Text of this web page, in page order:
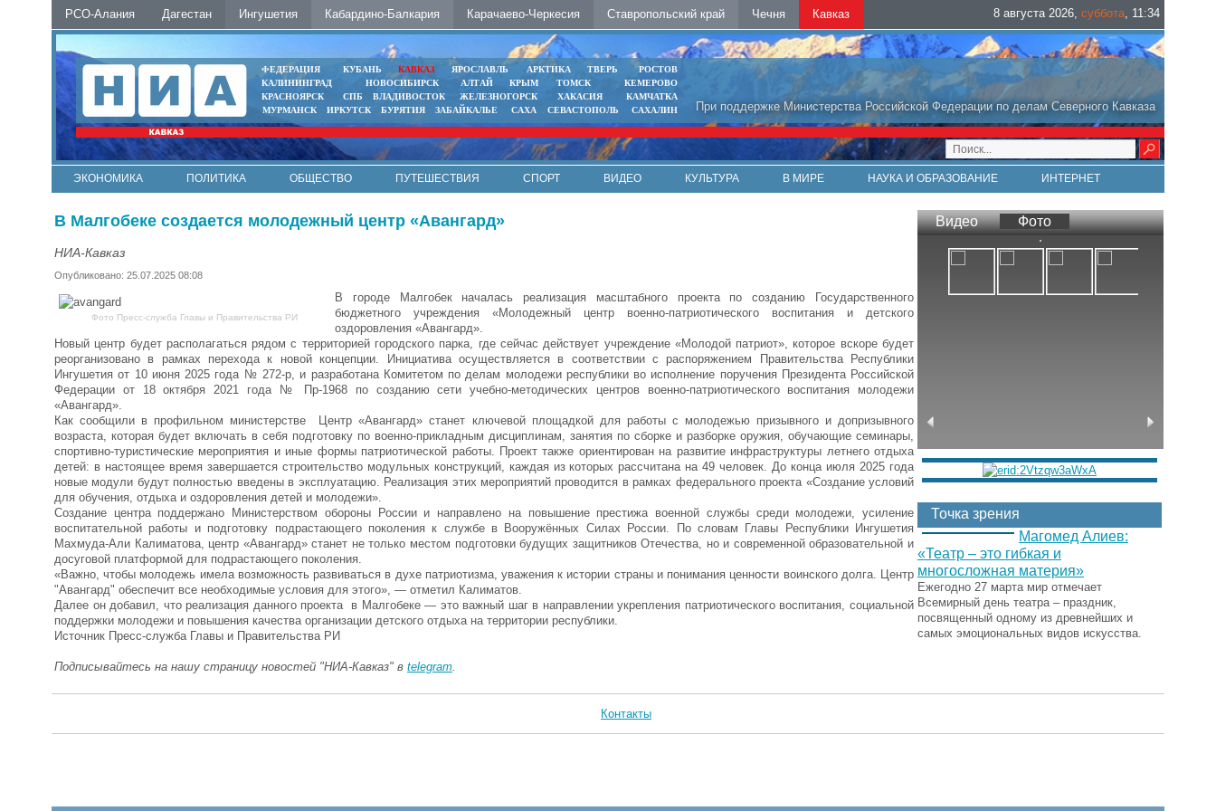
РСО-Алания Дагестан Ингушетия Кабардино-Балкария Карачаево-Черкесия Ставропольский край Чечня Кавказ 8 августа 2026, суббота, 11:34
При поддержке Министерства Российской Федерации по делам Северного Кавказа
ФЕДЕРАЦИЯ КУБАНЬ КАВКАЗ ЯРОСЛАВЛЬ АРКТИКА ТВЕРЬ
РОСТОВ
КАЛИНИНГРАД
НОВОСИБИРСК АЛТАЙ КРЫМ ТОМСК
КЕМЕРОВО
КРАСНОЯРСК
СПБ ВЛАДИВОСТОК ЖЕЛЕЗНОГОРСК ХАКАСИЯ
КАМЧАТКА
МУРМАНСК
ИРКУТСК БУРЯТИЯ ЗАБАЙКАЛЬЕ САХА СЕВАСТОПОЛЬ САХАЛИН
ЭКОНОМИКА ПОЛИТИКА ОБЩЕСТВО ПУТЕШЕСТВИЯ СПОРТ ВИДЕО КУЛЬТУРА В МИРЕ НАУКА И ОБРАЗОВАНИЕ
ИНТЕРНЕТ
В Малгобеке создается молодежный центр «Авангард»
НИА-Кавказ
Опубликовано: 25.07.2025 08:08
Фото Пресс-служба Главы и Правительства РИ
В городе Малгобек началась реализация масштабного проекта по созданию Государственного
бюджетного учреждения «Молодежный центр военно-патриотического воспитания и детского
оздоровления «Авангард».
Новый центр будет располагаться рядом с территорией городского парка, где сейчас действует учреждение «Молодой патриот», которое вскоре будет
реорганизовано в рамках перехода к новой концепции. Инициатива осуществляется в соответствии с распоряжением Правительства Республики
Ингушетия от 10 июня 2025 года № 272-р, и разработана Комитетом по делам молодежи республики во исполнение поручения Президента Российской
Федерации от 18 октября 2021 года № Пр-1968 по созданию сети учебно-методических центров военно-патриотического воспитания молодежи
«Авангард».
Как сообщили в профильном министерстве Центр «Авангард» станет ключевой площадкой для работы с молодежью призывного и допризывного
возраста, которая будет включать в себя подготовку по военно-прикладным дисциплинам, занятия по сборке и разборке оружия, обучающие семинары,
спортивно-туристические мероприятия и иные формы патриотической работы. Проект также ориентирован на развитие инфраструктуры летнего отдыха
детей: в настоящее время завершается строительство модульных конструкций, каждая из которых рассчитана на 49 человек. До конца июля 2025 года
новые модули будут полностью введены в эксплуатацию. Реализация этих мероприятий проводится в рамках федерального проекта «Создание условий
для обучения, отдыха и оздоровления детей и молодежи».
Создание центра поддержано Министерством обороны России и направлено на повышение престижа военной службы среди молодежи, усиление
воспитательной работы и подготовку подрастающего поколения к службе в Вооружённых Силах России. По словам Главы Республики Ингушетия
Махмуда-Али Калиматова, центр «Авангард» станет не только местом подготовки будущих защитников Отечества, но и современной образовательной и
досуговой платформой для подрастающего поколения.
«Важно, чтобы молодежь имела возможность развиваться в духе патриотизма, уважения к истории страны и понимания ценности воинского долга. Центр
"Авангард" обеспечит все необходимые условия для этого», — отметил Калиматов.
Далее он добавил, что реализация данного проекта в Малгобеке — это важный шаг в направлении укрепления патриотического воспитания, социальной
поддержки молодежи и повышения качества организации детского отдыха на территории республики.
Источник Пресс-служба Главы и Правительства РИ
Подписывайтесь на нашу страницу новостей "НИА-Кавказ" в telegram
Видео Фото
Точка зрения
Магомед Алиев:
«Театр – это гибкая и
многосложная материя»
Ежегодно 27 марта мир отмечает
Всемирный день театра – праздник,
посвященный одному из древнейших и
самых эмоциональных видов искусства.
Контакты